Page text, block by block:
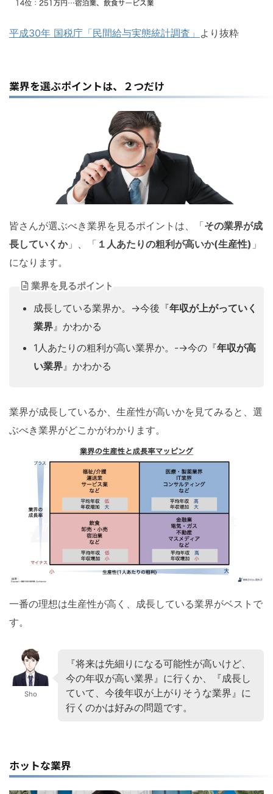
平成30年 国税庁「民間給与実態統計調査」 より抜粋
業界を選ぶポイントは、２つだけ
皆さんが選ぶべき業界を見るポイントは、「その業界が成
長していくか」、「 １人あたりの粗利が高いか(生産性) 」
になります。
業界を見るポイント
成長している業界か。→今後『年収が上がっていく
業界 』かわかる
1人あたりの粗利が高い業界か。-→今の『年収が高
い業界 』かわかる
業界が成長しているか、生産性が高いかを見てみると、選
ぶべき業界がどこかがわかります。
一番の理想は生産性が高く、成長している業界がベストで
す。
Sho
『将来は先細りになる可能性が高いけど、
今の年収が高い業界』に行くか、『成長し
ていて、今後年収が上がりそうな業界』に
行くのかは好みの問題です。
ホットな業界